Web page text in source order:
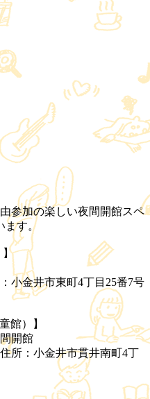
参加の楽しい夜間開館スペ
ます。
】
金井市東町4丁目25番7号
館）】
開館
：小金井市貫井南町4丁